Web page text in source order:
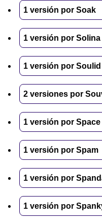
1 versión por Soak
1 versión por Solina
1 versión por Soulid
2 versiones por
1 versión por
1 versión por Spam
1 versión por
1 versión por